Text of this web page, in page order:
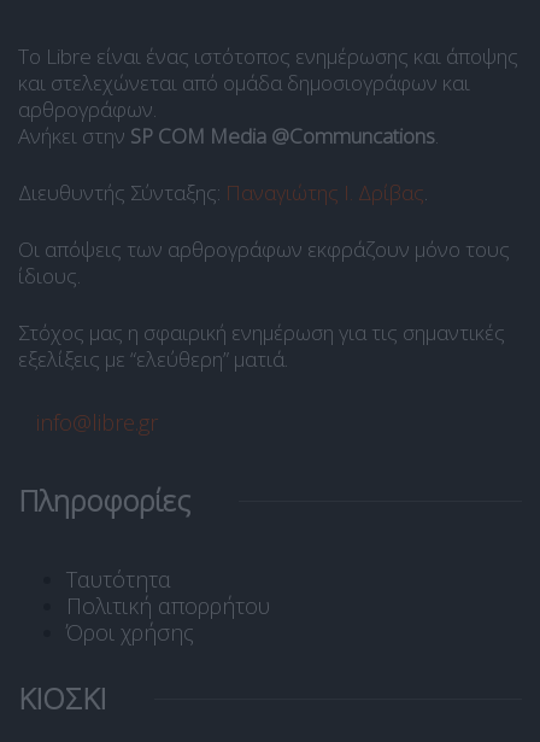
Το Libre είναι ένας ιστότοπος ενημέρωσης και άποψης
και στελεχώνεται από ομάδα δημοσιογράφων και
αρθρογράφων.
Ανήκει στην SP COM Media @Communcations.
Διευθυντής Σύνταξης: Παναγιώτης Ι. Δρίβας.
Οι απόψεις των αρθρογράφων εκφράζουν μόνο τους
ίδιους.
Στόχος μας η σφαιρική ενημέρωση για τις σημαντικές
εξελίξεις με “ελεύθερη” ματιά.
info@libre.gr
Πληροφορίες
Ταυτότητα
Πολιτική απορρήτου
Όροι χρήσης
ΚΙΟΣΚΙ